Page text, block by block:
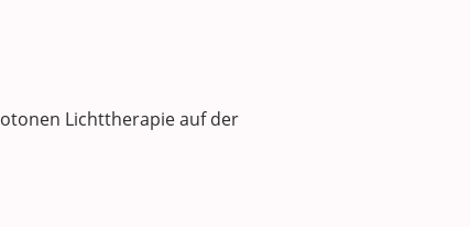
Lichttherapie auf der